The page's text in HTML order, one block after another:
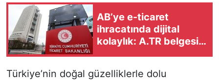
AB’ye e-ticaret
ihracatında dijital
kolaylık: A.TR belgesi
Türkiye’nin doğal güzelliklerle dolu